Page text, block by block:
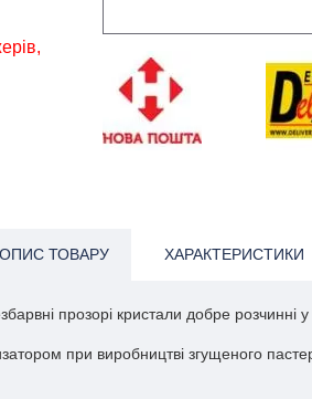
ОПИС ТОВАРУ ХАРАКТЕРИСТИКИ
прозорі кристали добре розчинні у
при виробництві згущеного